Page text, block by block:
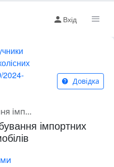
Вхід
2024-
Довідка
імпортних